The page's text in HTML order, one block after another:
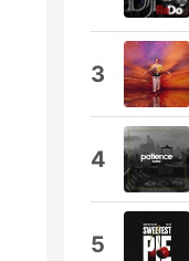
3
4
5